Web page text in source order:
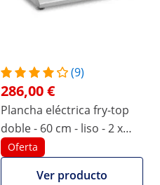
(9)
286,00 €
Plancha eléctrica fry-top
doble - 60 cm - liso - 2 x
3.200 W
Oferta
Ver producto